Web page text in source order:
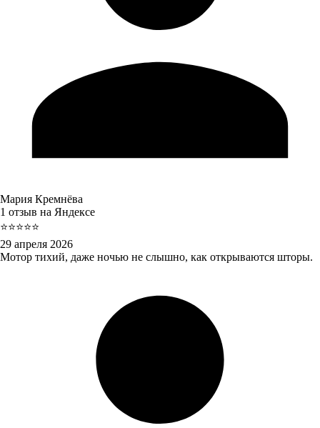
Мария Кремнёва
1 отзыв на Яндексе
⭐⭐⭐⭐⭐
29 апреля 2026
Мотор тихий, даже ночью не слышно, как открываются шторы.